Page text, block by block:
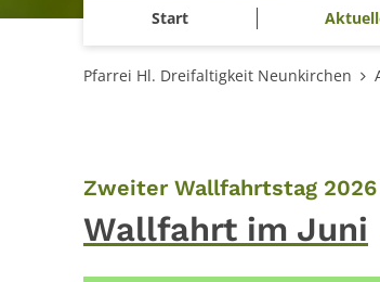
Start
Pfarrei Hl. Dreifaltigkeit Neunkirchen
Zweiter Wallfahrtstag 2026:
Wallfahrt im Juni